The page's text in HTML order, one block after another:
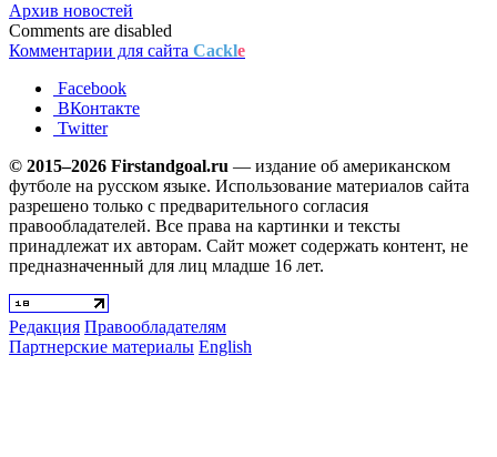
Архив новостей
Comments are disabled
Комментарии для сайта Cackle
Facebook
ВКонтакте
Twitter
© 2015–2026 Firstandgoal.ru — издание об американском
футболе на русском языке. Использование материалов cайта
разрешено только с предварительного согласия
правообладателей. Все права на картинки и тексты
принадлежат их авторам. Сайт может содержать контент, не
предназначенный для лиц младше 16 лет.
Редакция Правообладателям
Партнерские материалы English